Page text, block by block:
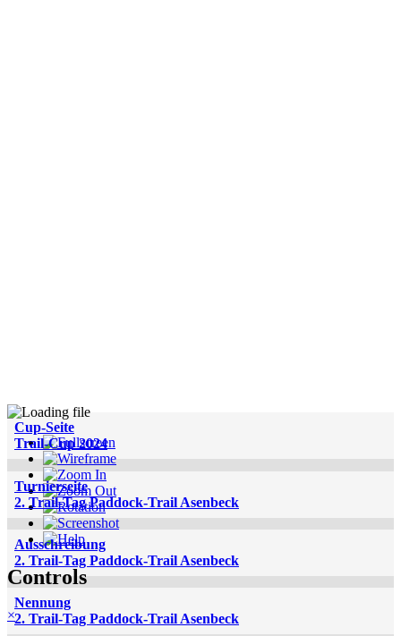
Controls
×
Cup-Seite
Trail-Cup 2024
Turnierseite
2. Trail-Tag Paddock-Trail Asenbeck
Ausschreibung
2. Trail-Tag Paddock-Trail Asenbeck
Nennung
2. Trail-Tag Paddock-Trail Asenbeck